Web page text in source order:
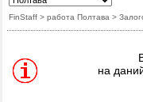
FinStaff > работа Полтава >
на